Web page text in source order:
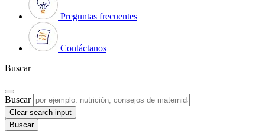
Preguntas frecuentes
Contáctanos
Buscar
Buscar
Clear search input